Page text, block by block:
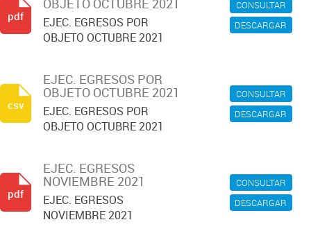
CONSULTAR
DESCARGAR
OBJETO OCTUBRE 2021
EJEC. EGRESOS POR
OBJETO OCTUBRE 2021
pdf
CONSULTAR
DESCARGAR
EJEC. EGRESOS POR
OBJETO OCTUBRE 2021
EJEC. EGRESOS POR
OBJETO OCTUBRE 2021
csv
CONSULTAR
DESCARGAR
EJEC. EGRESOS
NOVIEMBRE 2021
EJEC. EGRESOS
NOVIEMBRE 2021
pdf